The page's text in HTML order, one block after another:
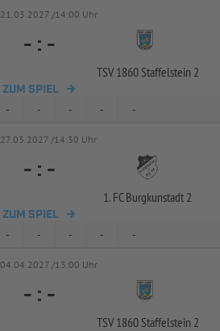
21.03.2027 /14:00 Uhr
- : -
TSV 1860 Staffelstein 2
ZUM SPIEL
- - - - -
27.03.2027 /14:30 Uhr
- : -
1. FC Burgkunstadt 2
ZUM SPIEL
- - - - -
04.04.2027 /13:00 Uhr
- : -
TSV 1860 Staffelstein 2